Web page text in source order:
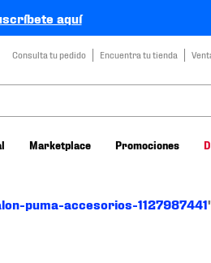
aquí
Consulta tu pedido Encuentra tu tienda
Marketplace Promociones
puma-accesorios-1127987441